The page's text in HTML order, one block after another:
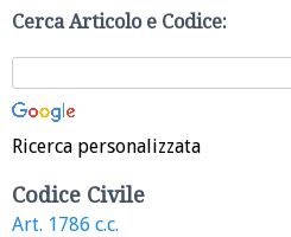
Cerca Articolo e Codice:
Ricerca personalizzata
Codice Civile
Art. 1786 c.c.